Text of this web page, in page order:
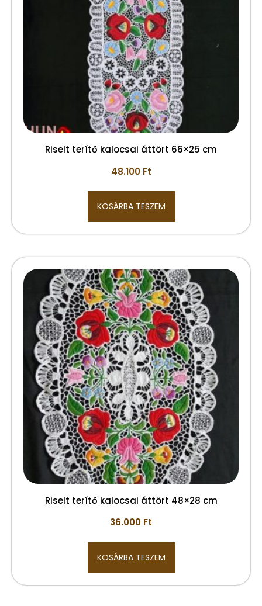
Riselt terítő kalocsai áttört 66×25 cm
48.100 Ft
KOSÁRBA TESZEM
Riselt terítő kalocsai áttört 48×28 cm
36.000 Ft
KOSÁRBA TESZEM